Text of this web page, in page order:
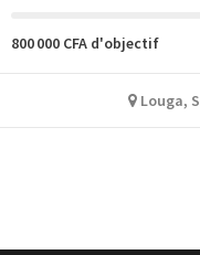
800 000 CFA d'objectif
Louga,